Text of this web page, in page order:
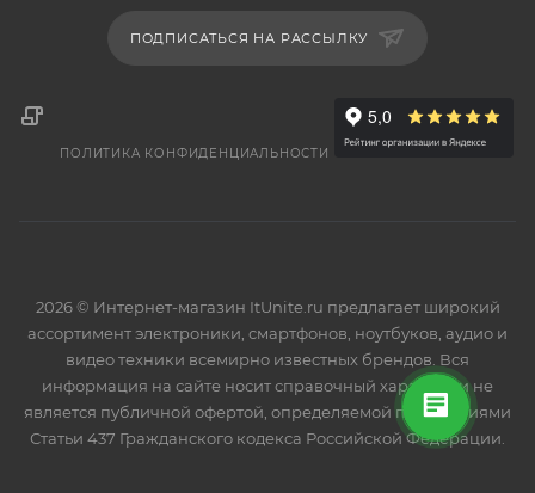
ПОДПИСАТЬСЯ НА РАССЫЛКУ
ПОЛИТИКА КОНФИДЕНЦИАЛЬНОСТИ
2026 © Интернет-магазин ItUnite.ru предлагает широкий
ассортимент электроники, смартфонов, ноутбуков, аудио и
видео техники всемирно известных брендов. Вся
информация на сайте носит справочный характер и не
является публичной офертой, определяемой положениями
Статьи 437 Гражданского кодекса Российской Федерации.